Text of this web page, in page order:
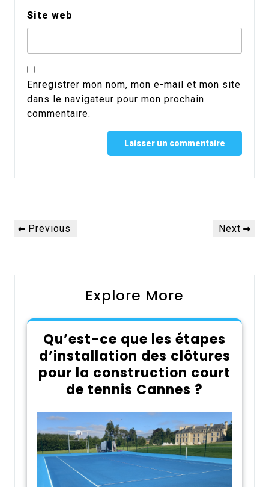
Site web
Enregistrer mon nom, mon e-mail et mon site
dans le navigateur pour mon prochain
commentaire.
Navigation
dePrevious
Previous
Next
Next
Explore More
Qu’est-ce que les étapes
d’installation des clôtures
pour la construction court
de tennis Cannes ?